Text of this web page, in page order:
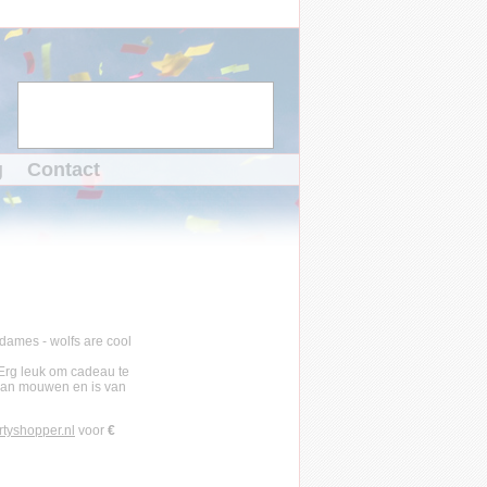
Contact
leuk om cadeau te
mouwen en is van
voor €